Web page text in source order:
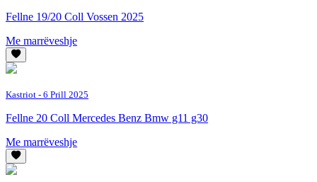
Fellne 19/20 Coll Vossen 2025
Me marrëveshje
Kastriot - 6 Prill 2025
Fellne 20 Coll Mercedes Benz Bmw g11 g30
Me marrëveshje